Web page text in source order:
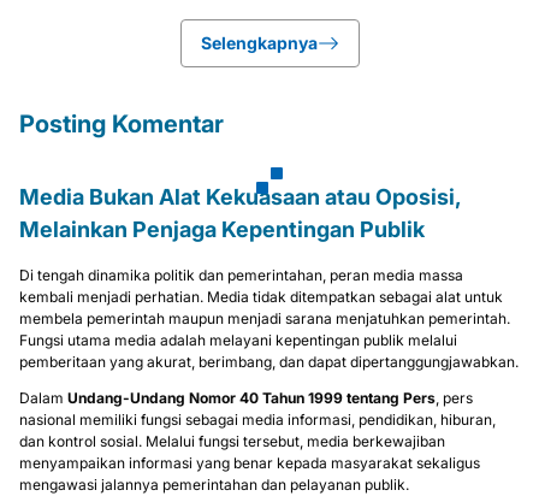
Selengkapnya
Posting Komentar
Media Bukan Alat Kekuasaan atau Oposisi,
Melainkan Penjaga Kepentingan Publik
Di tengah dinamika politik dan pemerintahan, peran media massa
kembali menjadi perhatian. Media tidak ditempatkan sebagai alat untuk
membela pemerintah maupun menjadi sarana menjatuhkan pemerintah.
Fungsi utama media adalah melayani kepentingan publik melalui
pemberitaan yang akurat, berimbang, dan dapat dipertanggungjawabkan.
Dalam Undang-Undang Nomor 40 Tahun 1999 tentang Pers , pers
nasional memiliki fungsi sebagai media informasi, pendidikan, hiburan,
dan kontrol sosial. Melalui fungsi tersebut, media berkewajiban
menyampaikan informasi yang benar kepada masyarakat sekaligus
mengawasi jalannya pemerintahan dan pelayanan publik.